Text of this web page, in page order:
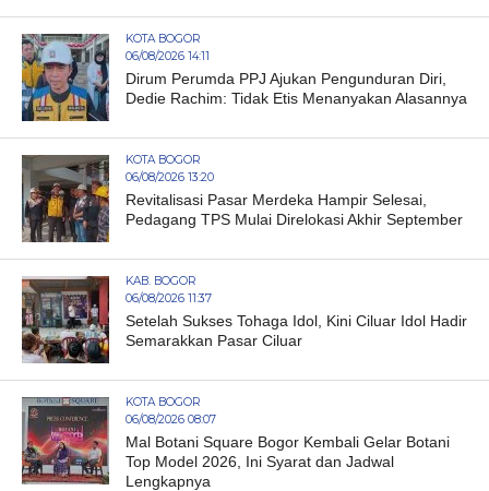
KOTA BOGOR
06/08/2026 14:11
Dirum Perumda PPJ Ajukan Pengunduran Diri,
Dedie Rachim: Tidak Etis Menanyakan Alasannya
KOTA BOGOR
06/08/2026 13:20
Revitalisasi Pasar Merdeka Hampir Selesai,
Pedagang TPS Mulai Direlokasi Akhir September
KAB. BOGOR
06/08/2026 11:37
Setelah Sukses Tohaga Idol, Kini Ciluar Idol Hadir
Semarakkan Pasar Ciluar
KOTA BOGOR
06/08/2026 08:07
Mal Botani Square Bogor Kembali Gelar Botani
Top Model 2026, Ini Syarat dan Jadwal
Lengkapnya